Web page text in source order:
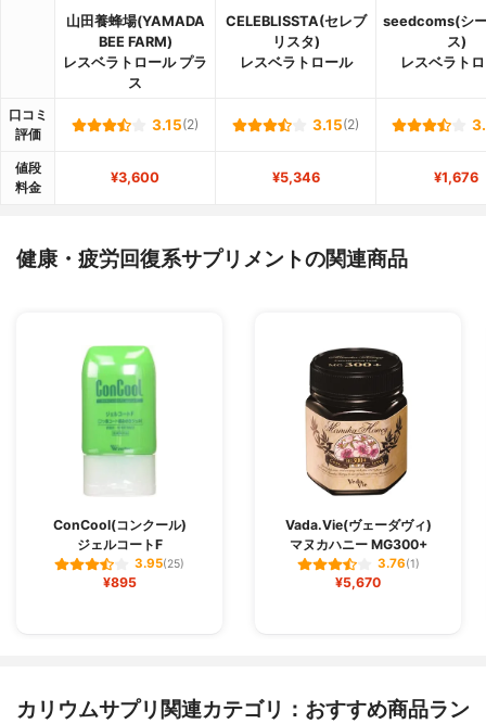
山田養蜂場(YAMADA
BEE FARM)
レスベラトロール プラ
ス
CELEBLISSTA(セレブ
リスタ)
レスベラトロール
seedcoms(シ
ス)
レスベラト
口コミ
評価
3.15(2) 3.15(2)
値段
料金
¥3,600 ¥5,346 ¥1,676
健康・疲労回復系サプリメントの関連商品
ConCool(コンクール)
ジェルコートF
3.95(25)
¥895
Vada.Vie(ヴェーダヴィ)
マヌカハニー MG300+
3.76(1)
¥5,670
カリウムサプリ関連カテゴリ：おすすめ商品ラン